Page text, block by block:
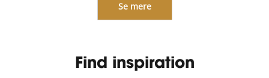
Se mere
Find inspiration